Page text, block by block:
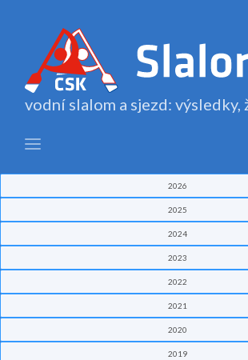
vodní slalom a sjezd: výsledky,
2026
2025
2024
2023
2022
2021
2020
2019